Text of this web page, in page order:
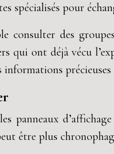
spécialisés pour
consulter des
qui ont déjà vécu
précieuses
panneaux
être plus